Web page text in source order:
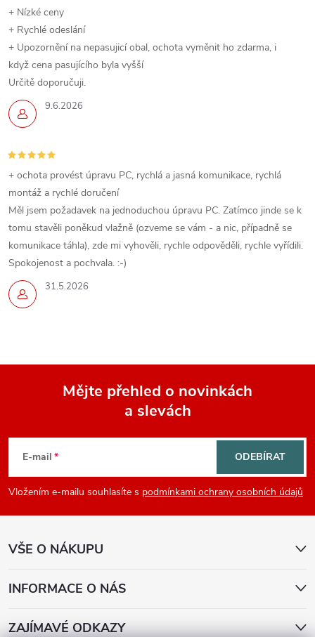
9.6.2026
+ Nízké ceny
+ Rychlé odeslání
+ Upozornění na nepasujicí obal, ochota vyměnit ho zdarma, i
když cena pasujícího byla vyšší
Určitě doporučuji.
31.5.2026
+ ochota provést úpravu PC, rychlá a jasná komunikace, rychlá
montáž a rychlé doručení
Měl jsem požadavek na jednoduchou úpravu PC. Zatímco jinde se k
tomu stavěli poněkud vlažně (ozveme se vám - a nic, případně se
komunikace táhla), zde mi vyhověli, rychle odpověděli, rychle vyřídili.
Spokojenost a pochvala. :-)
p
a
Mějte přehled o novinkách
a slevách
E-mail
Vložením e-mailu souhlasíte s podmínkami ochrany osobních údajů
ODEBÍRAT
VŠE O NÁKUPU
INFORMACE O NÁS
ZAJÍMAVÉ ODKAZY